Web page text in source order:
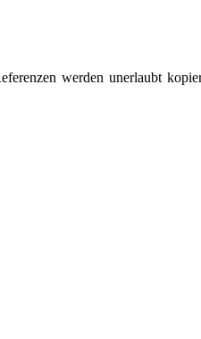
werden unerlaubt